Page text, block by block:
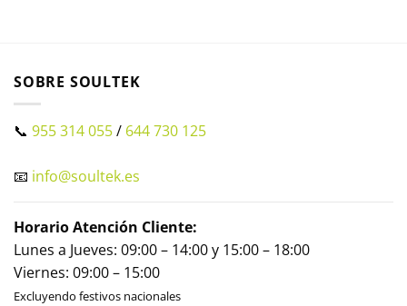
SOBRE SOULTEK
📞 955 314 055/ 644 730 125
📧 info@soultek.es
Horario Atención Cliente:
Lunes a Jueves: 09:00 – 14:00 y 15:00 – 18:00
Viernes: 09:00 – 15:00
Excluyendo festivos nacionales